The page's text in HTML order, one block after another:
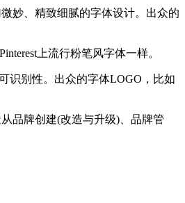
妙、精致细腻的字体设计。出众的
上流行粉笔风字体一样。
识别性。出众的字体LOGO，比如
品牌创建(改造与升级)、品牌管